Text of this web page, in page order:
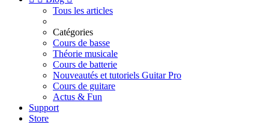
Tous les articles
Catégories
Cours de basse
Théorie musicale
Cours de batterie
Nouveautés et tutoriels Guitar Pro
Cours de guitare
Actus & Fun
Support
Store